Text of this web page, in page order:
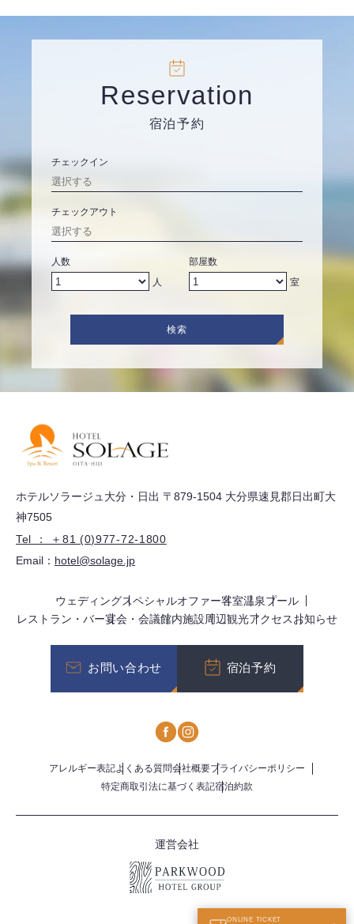
Reservation
宿泊予約
チェックイン
チェックアウト
人数
人
部屋数
室
検索
ホテルソラージュ大分・日出 〒879-1504 大分県速見郡日出町大
神7505
Tel ： ＋81 (0)977-72-1800
Email： hotel@solage.jp
ウェディングスペシャルオファー客室温泉プール
レストラン・バー宴会・会議館内施設周辺観光アクセスお知らせ
お問い合わせ 宿泊予約
アレルギー表記よくある質問会社概要プライバシーポリシー
特定商取引法に基づく表記宿泊約款
運営会社
ONLINE TICKET